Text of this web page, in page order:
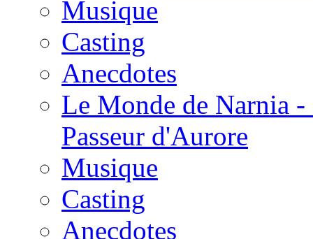
Musique
Casting
Anecdotes
Le Monde de Narnia
Passeur d'Aurore
Musique
Casting
Anecdotes